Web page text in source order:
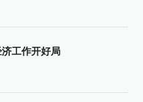
工作开好局